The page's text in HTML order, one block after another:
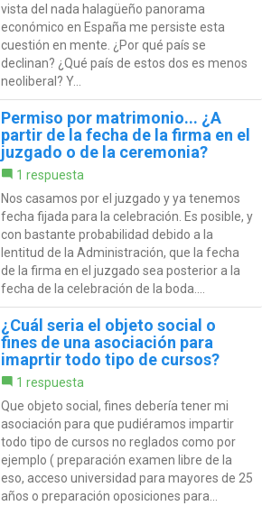
vista del nada halagüeño panorama
económico en España me persiste esta
cuestión en mente. ¿Por qué país se
declinan? ¿Qué país de estos dos es menos
neoliberal? Y...
Permiso por matrimonio... ¿A
partir de la fecha de la firma en el
juzgado o de la ceremonia?
1 respuesta
Nos casamos por el juzgado y ya tenemos
fecha fijada para la celebración. Es posible, y
con bastante probabilidad debido a la
lentitud de la Administración, que la fecha
de la firma en el juzgado sea posterior a la
fecha de la celebración de la boda....
¿Cuál seria el objeto social o
fines de una asociación para
imaprtir todo tipo de cursos?
1 respuesta
Que objeto social, fines debería tener mi
asociación para que pudiéramos impartir
todo tipo de cursos no reglados como por
ejemplo ( preparación examen libre de la
eso, acceso universidad para mayores de 25
años o preparación oposiciones para...